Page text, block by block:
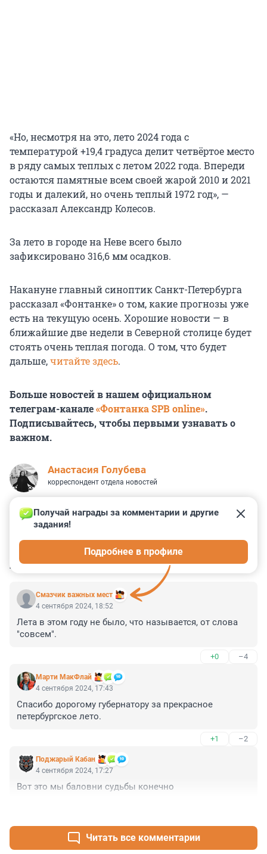
«Но, несмотря на это, лето 2024 года с
температурой +19,4 градуса делит четвёртое место
в ряду самых теплых с летом 2022 года. Впереди
остаются памятные всем своей жарой 2010 и 2021
годы и далекий, но очень теплый 1972 год», —
рассказал Александр Колесов.
За лето в городе на Неве всего было
зафиксировано 316,6 мм осадков.
Накануне главный синоптик Санкт-Петербурга
рассказал «Фонтанке» о том, какие прогнозы уже
есть на текущую осень. Хорошие новости — в
ближайшие две недели в Северной столице будет
стоять очень теплая погода. О том, что будет
дальше,читайте здесь.
Больше новостей в нашем официальном
телеграм-канале«Фонтанка SPB online».
Подписывайтесь, чтобы первыми узнавать о
важном.
Анастасия Голубева
корреспондент отдела новостей
КОММЕНТАРИИ 7
Смазчик важных мест
Получай награды за комментарии и другие
задания!
Подробнее в профиле
4 сентября 2024, 18:52
Лета в этом году не было, что называется, от слова
"совсем".
+0 –4
Марти МакФлай
4 сентября 2024, 17:43
Спасибо дорогому губернатору за прекрасное
петербургское лето.
+1 –2
Поджарый Кабан
4 сентября 2024, 17:27
Вот это мы баловни судьбы конечно
Читать все комментарии